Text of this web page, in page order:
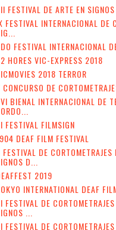
FESTIVAL DE ARTE EN SIGNOS
FESTIVAL INTERNACIONAL DE
FESTIVAL INTERNACIONAL
HORES VIC-EXPRESS 2018
2018 TERROR
CONCURSO DE
BIENAL INTERNACIONAL DE
FESTIVAL FILMSIGN
DEAF FILM FESTIVAL
FESTIVAL DE CORTOMETRAJES
D...
2019
INTERNATIONAL DEAF
FESTIVAL DE
...
FESTIVAL DE